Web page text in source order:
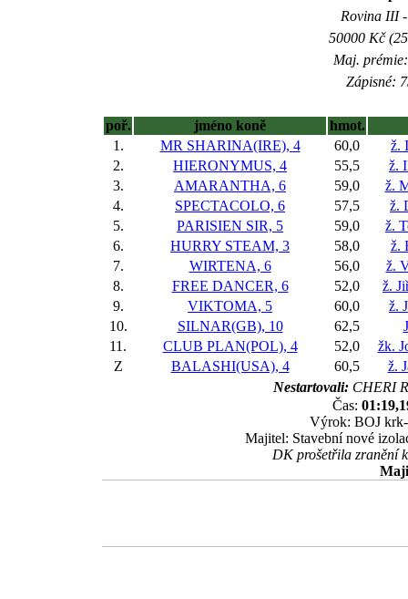
Rovina III
50000 Kč
Maj.
Zápisné:
poř. jméno koně
hmot.
1.
MR SHARINA(IRE), 4 60,0
ž.
2.
HIERONYMUS, 4 55,5
ž.
3.
AMARANTHA, 6 59,0
ž.
4.
SPECTACOLO, 6 57,5
ž.
5.
PARISIEN SIR, 5 59,0
ž.
6.
HURRY STEAM, 3 58,0
ž.
7.
WIRTENA, 6 56,0
ž.
8.
FREE DANCER, 6 52,0
ž.
9.
VIKTOMA, 5 60,0
ž.
10.
SILNAR(GB), 10 62,5
11.
CLUB PLAN(POL), 4 52,0
žk.
Z
BALASHI(USA), 4 60,5
ž.
Nestartovali: CHERI
Čas:
Výrok: BOJ
Majitel: Stavební nové
DK prošetřila zranění